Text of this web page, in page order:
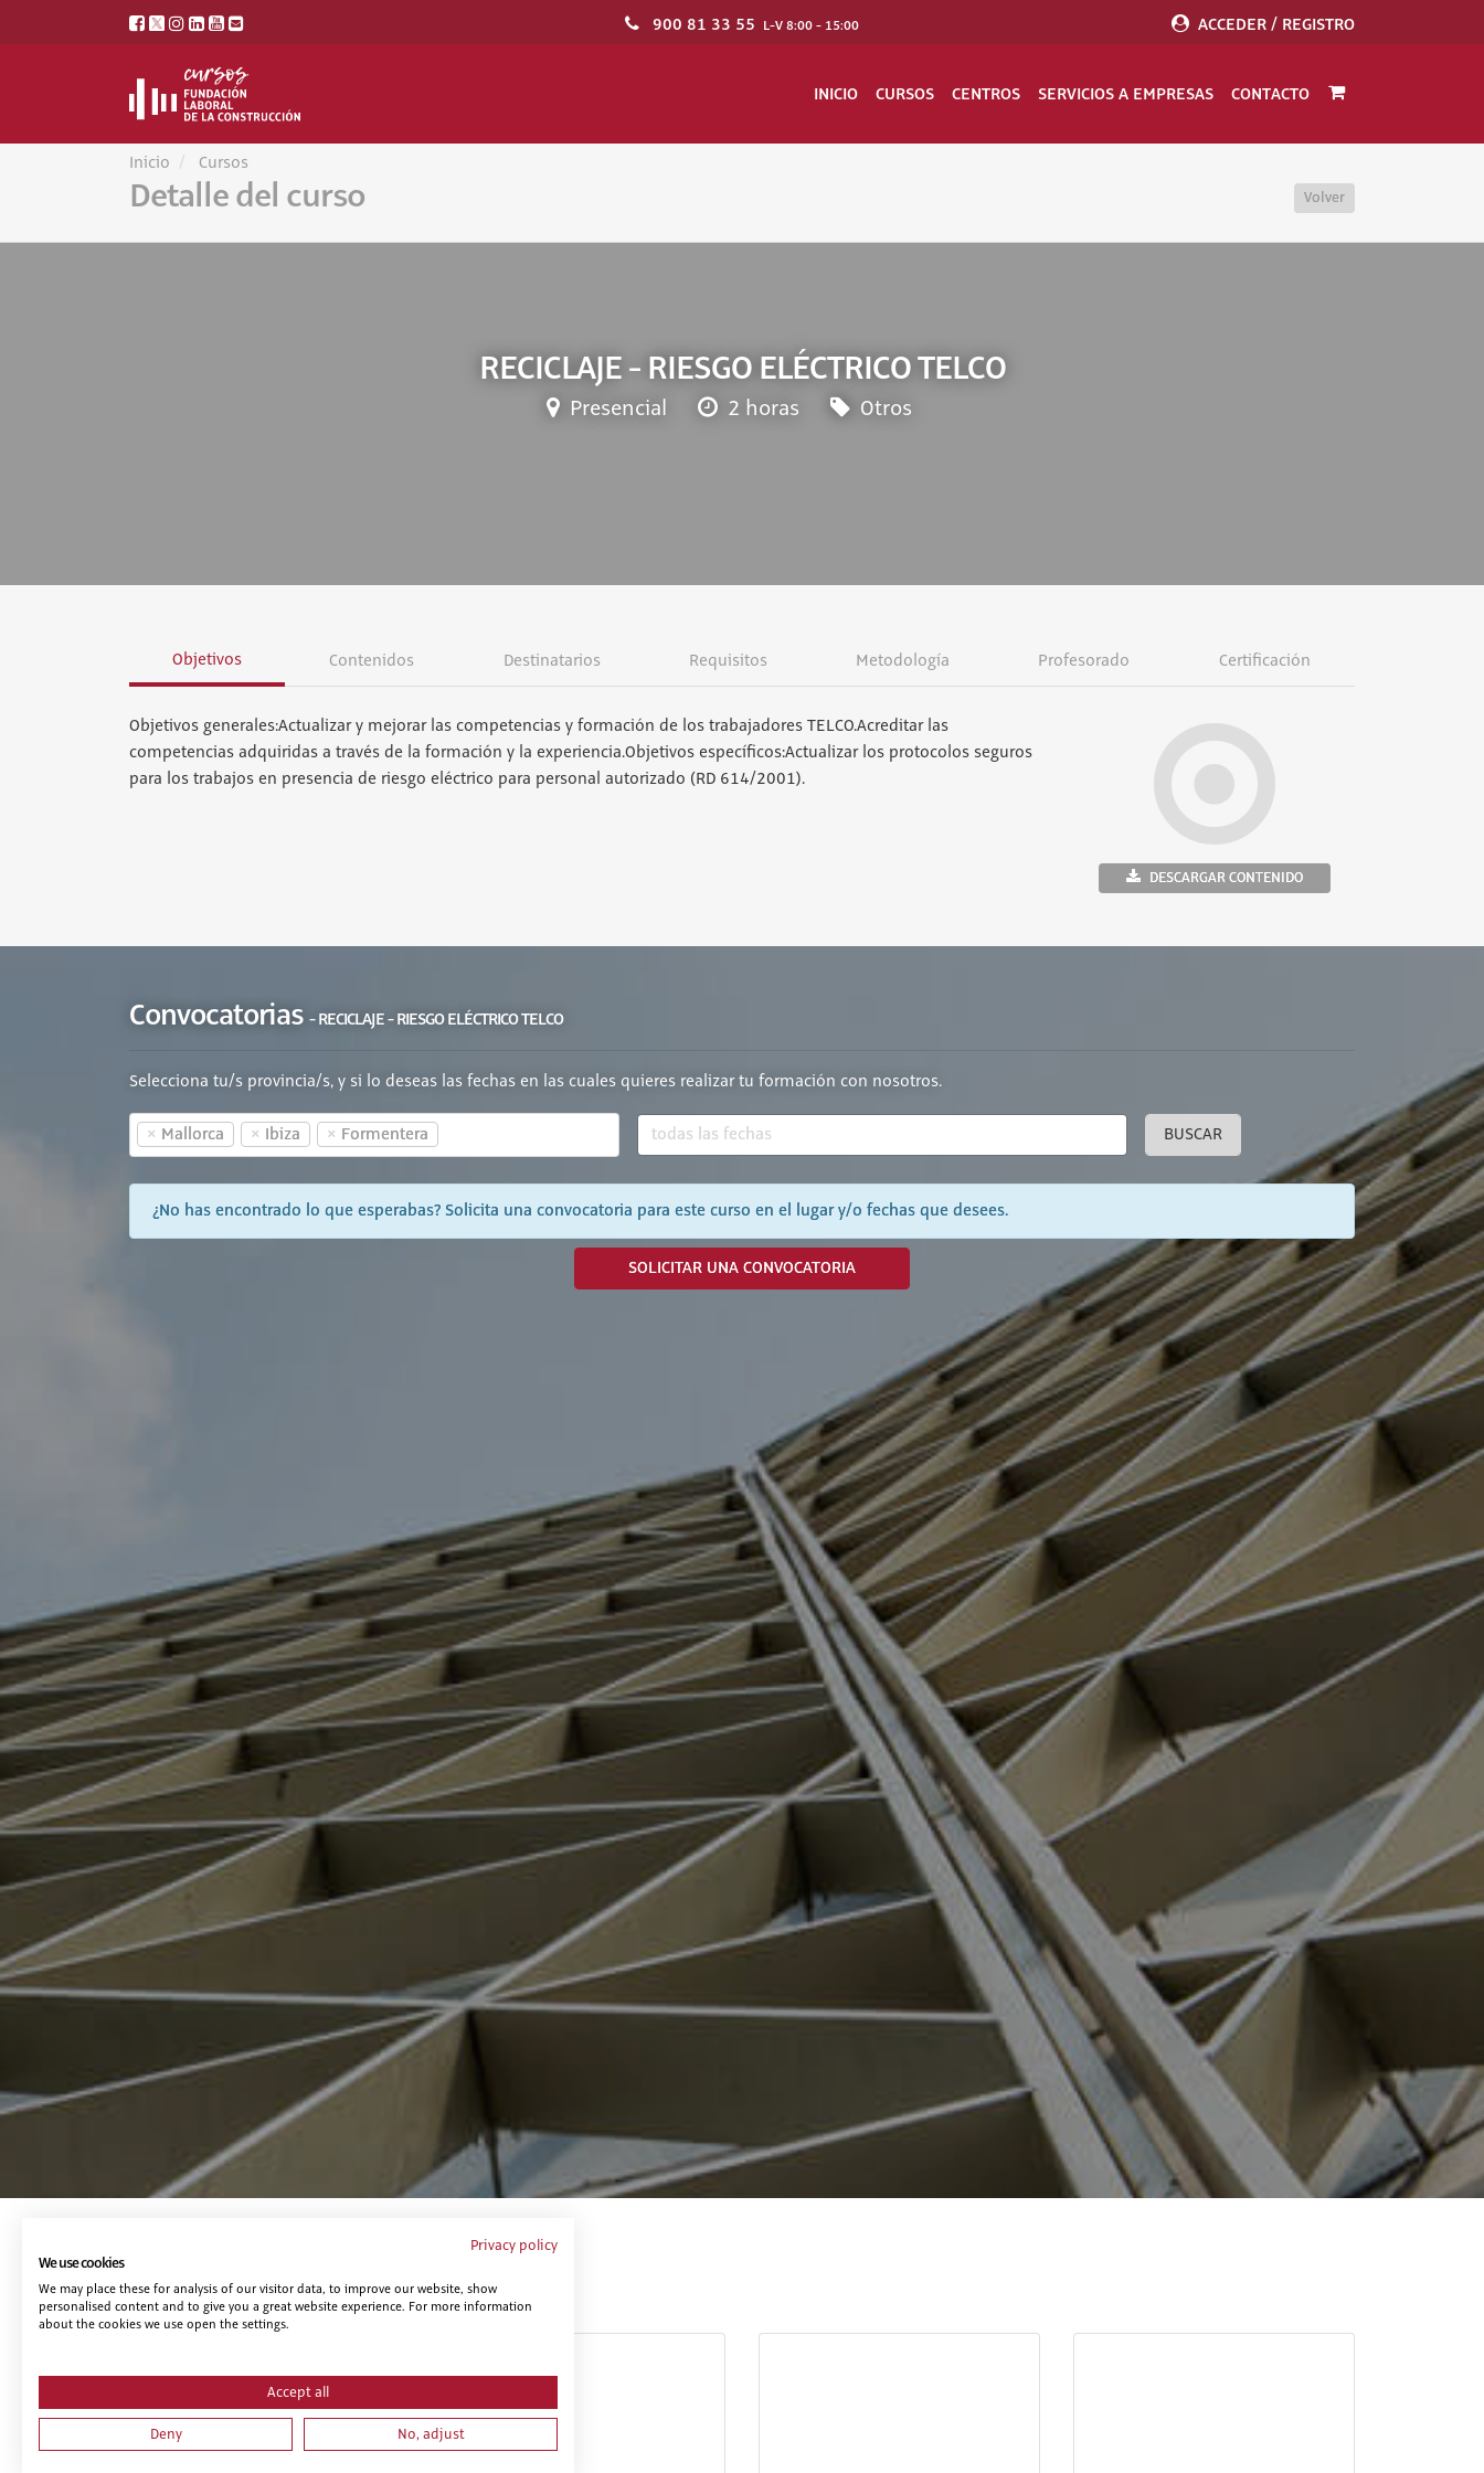
900 81 33 55 L-V 8:00 - 15:00 ACCEDER / REGISTRO
INICIO CURSOS CENTROS SERVICIOS A EMPRESAS CONTACTO
Inicio Cursos
Detalle del curso Volver
RECICLAJE - RIESGO ELÉCTRICO TELCO
Presencial 2 horas Otros
Objetivos Contenidos Destinatarios Requisitos Metodología Profesorado Certificación
Objetivos generales:Actualizar y mejorar las competencias y formación de los trabajadores TELCO.Acreditar las
competencias adquiridas a través de la formación y la experiencia.Objetivos específicos:Actualizar los protocolos seguros
para los trabajos en presencia de riesgo eléctrico para personal autorizado (RD 614/2001).
DESCARGAR CONTENIDO
Convocatorias - RECICLAJE - RIESGO ELÉCTRICO TELCO
Selecciona tu/s provincia/s, y si lo deseas las fechas en las cuales quieres realizar tu formación con nosotros.
× Mallorca × Ibiza × Formentera BUSCAR
¿No has encontrado lo que esperabas? Solicita una convocatoria para este curso en el lugar y/o fechas que desees.
SOLICITAR UNA CONVOCATORIA
Privacy policy
We use cookies
We may place these for analysis of our visitor data, to improve our website, show
personalised content and to give you a great website experience. For more information
about the cookies we use open the settings.
Accept all
Deny No, adjust